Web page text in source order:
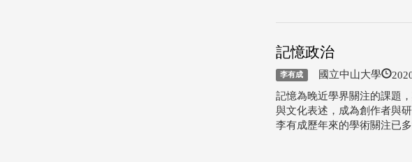
記憶政治
李有成 國立中山大學
記憶為晚近學界關注的課題
與文化表述，成為創作者與
李有成歷年來的學術關注已